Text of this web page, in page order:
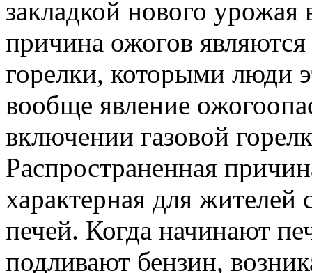
закладкой нового урожая
причина ожогов
горелки, которыми люди
вообще явление
включении газовой
Распространенная
характерная для
печей. Когда начинают
подливают бензин,